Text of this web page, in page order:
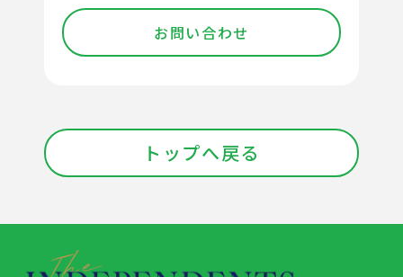
お問い合わせ
トップへ戻る